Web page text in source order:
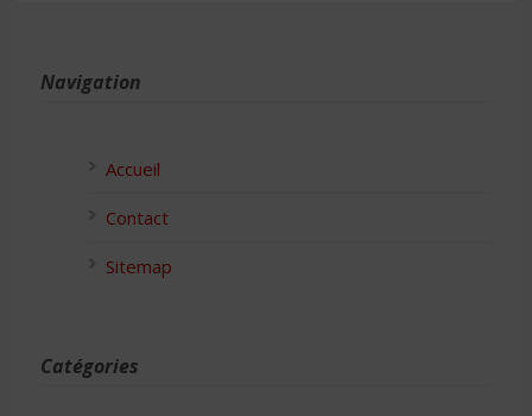
Navigation
Accueil
Contact
Sitemap
Catégories